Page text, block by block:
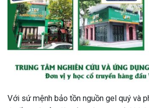
Với sứ mệnh bảo tồn nguồn gel quý và